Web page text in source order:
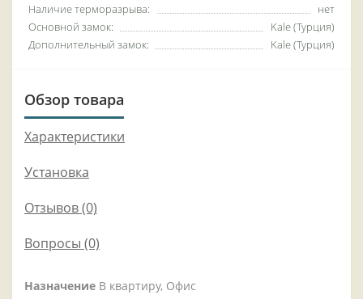
Наличие терморазрыва:
нет
Основной замок:
Kale (Турция)
Дополнительный замок:
Kale (Турция)
Обзор товара
Характеристики
Установка
Отзывов (0)
Вопросы (0)
Назначение В квартиру, Офис